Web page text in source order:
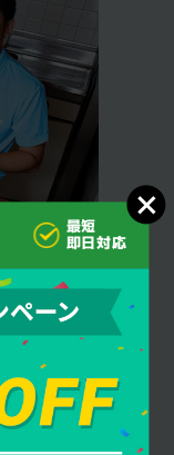
様に許可
切あり
最短
即日対応